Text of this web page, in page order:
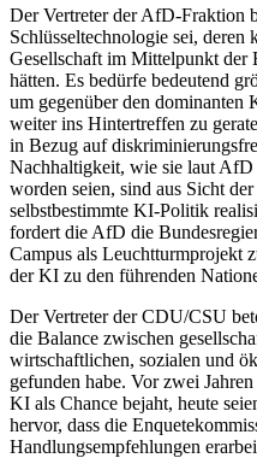
Der Vertreter der AfD-Fraktion
Schlüsseltechnologie sei,
Gesellschaft im Mittelpunkt der
hätten. Es bedürfe bedeutend
um gegenüber den
weiter ins Hintertreffen zu
in Bezug auf
Nachhaltigkeit, wie sie laut
worden seien, sind aus Sicht
selbstbestimmte KI-Politik
fordert die AfD die
Campus als Leuchtturmprojekt
der KI zu den führenden
Der Vertreter der CDU/CSU
die Balance zwischen
wirtschaftlichen, sozialen und
gefunden habe. Vor zwei
KI als Chance bejaht, heute
hervor, dass die
Handlungsempfehlungen